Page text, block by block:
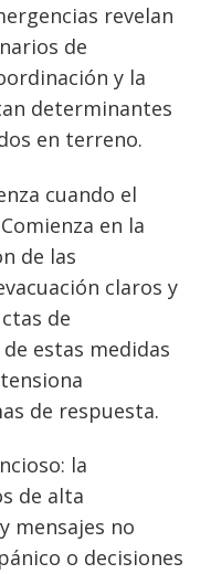
revelan
de
y la
determinantes
en terreno.
cuando el
en la
de las
claros y
de
estas medidas
de respuesta.
la
de alta
mensajes no
o decisiones